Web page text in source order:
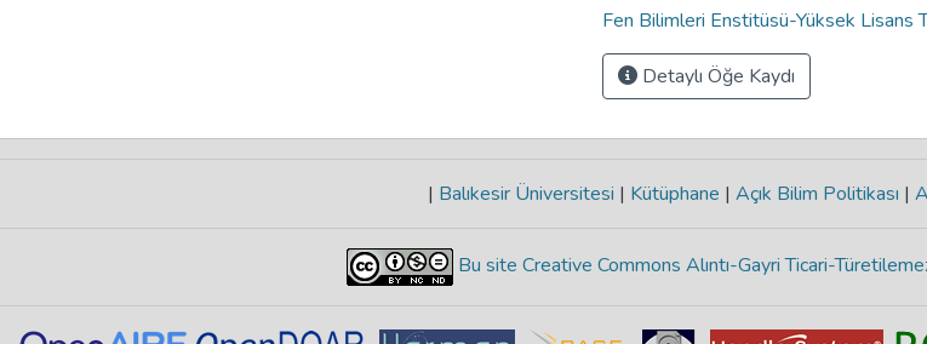
Fen Bilimleri Enstitüsü-Yüksek Lisans
Detaylı Öğe Kaydı
| Balıkesir Üniversitesi | Kütüphane | Açık Bilim Politikası |
Bu site Creative Commons Alıntı-Gayri Ticari-